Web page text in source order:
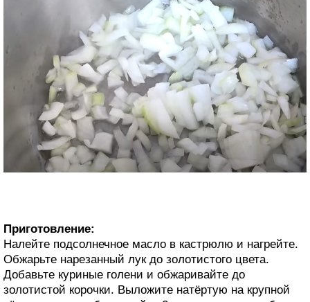
Приготовление:
Налейте подсолнечное масло в кастрюлю и нагрейте.
Обжарьте нарезанный лук до золотистого цвета.
Добавьте куриные голени и обжаривайте до
золотистой корочки. Выложите натёртую на крупной